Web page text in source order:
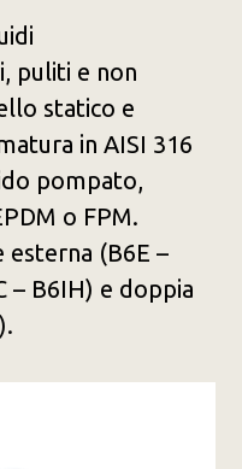
puliti e non
statico e
in AISI 316
pompato,
o FPM.
esterna (B6E –
– B6IH) e doppia